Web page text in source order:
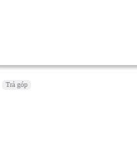
Trả góp